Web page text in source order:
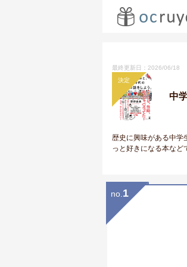
最終更新日：2026/06/18
決定
中
歴史に興味がある中学
っと好きになる本など
no. 1